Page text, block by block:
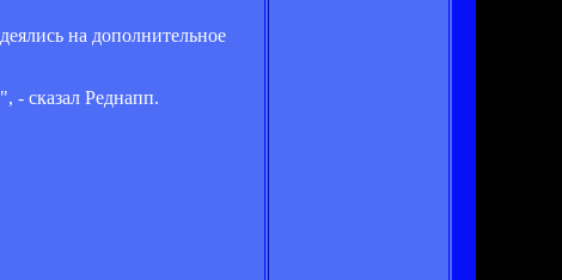
на дополнительное
- сказал Реднапп.